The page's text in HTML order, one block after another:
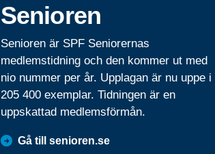
Senioren
Senioren är SPF Seniorernas
medlemstidning och den kommer ut med
nio nummer per år. Upplagan är nu uppe i
205 400 exemplar. Tidningen är en
uppskattad medlemsförmån.
Gå till senioren.se